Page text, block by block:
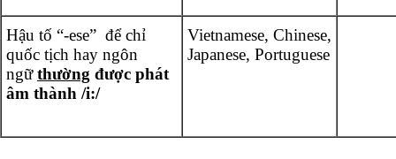
Hậu tố “-ese” để chỉ
quốc tịch hay ngôn
ngữthường được phát
âm thành /i:/
Vietnamese, Chinese,
Japanese, Portuguese